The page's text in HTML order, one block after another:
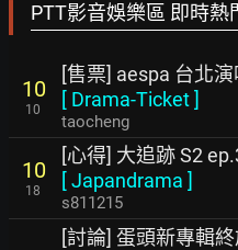
PTT影音娛樂區 即時熱
10
10
[售票] aespa 台北
[ Drama-Ticket]
taocheng
10
18
[心得] 大追跡 S2
[Japandrama ]
s811215
[討論] 蛋頭新專輯